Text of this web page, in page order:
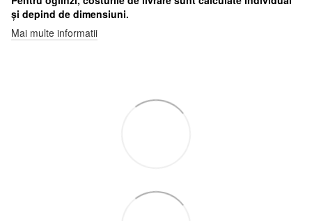
și depind de dimensiuni.
Mai multe informatii